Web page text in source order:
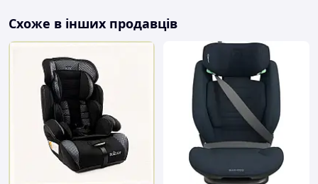
Схоже в інших продавців